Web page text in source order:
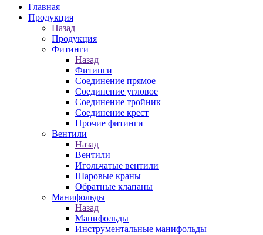
Главная
Продукция
Назад
Продукция
Фитинги
Назад
Фитинги
Соединение прямое
Соединение угловое
Соединение тройник
Соединение крест
Прочие фитинги
Вентили
Назад
Вентили
Игольчатые вентили
Шаровые краны
Обратные клапаны
Манифольды
Назад
Манифольды
Инструментальные манифольды